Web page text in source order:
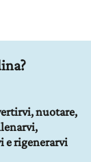
nuotare,
e rigenerarvi